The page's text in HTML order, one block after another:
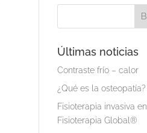
Últimas noticias
Contraste frío – calor
¿Qué es la osteopatía?
Fisioterapia invasiva en
Fisioterapia Global®